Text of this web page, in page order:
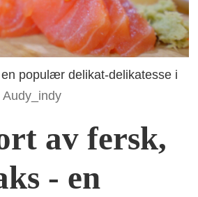
populær delikat-delikatesse i
Audy_indy
av fersk,
- en